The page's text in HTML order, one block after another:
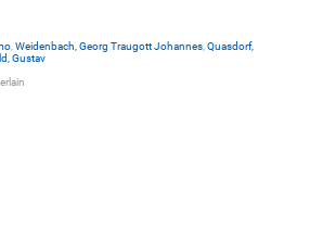
Weidenbach, Georg Traugott Johannes Quasdorf,
Gustav